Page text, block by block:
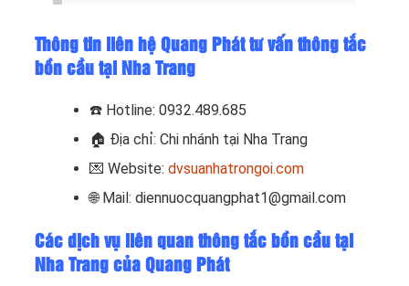
Thông tin liên hệ Quang Phát tư vấn thông tắc
bồn cầu tại Nha Trang
☎️ Hotline: 0932.489.685
🏠 Địa chỉ: Chi nhánh tại Nha Trang
💌 Website: dvsuanhatrongoi.com
🌐 Mail: diennuocquangphat1@gmail.com
Các dịch vụ liên quan thông tắc bồn cầu tại
Nha Trang của Quang Phát